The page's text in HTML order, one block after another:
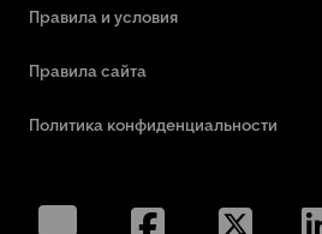
Правила и условия
Правила сайта
Политика конфиденциальности